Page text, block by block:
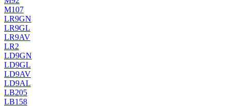
M107
LR9GN
LR9GL
LR9AV
LR2
LD9GN
LD9GL
LD9AV
LD9AL
LB205
LB158